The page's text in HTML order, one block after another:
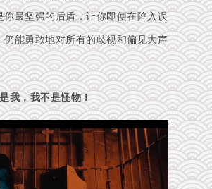
最坚强的后盾，让你即便在陷入误
能勇敢地对所有的歧视和偏见大声
我，我不是怪物！